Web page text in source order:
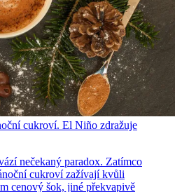
cukroví. El Niño zdražuje
nečekaný paradox. Zatímco
cukroví zažívají kvůli
cenový šok, jiné překvapivě